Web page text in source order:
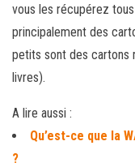
vous les récupérez
principalement des
petits sont des cartons
livres).
A lire aussi :
Qu’est-ce que la
?